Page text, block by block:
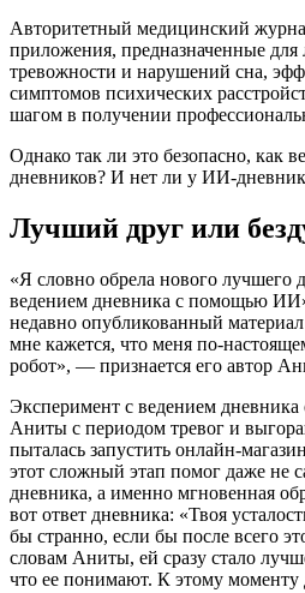
Авторитетный медицинский
приложения, предназначенные для
тревожности и нарушений сна,
симптомов психических
шагом в получении
Однако так ли это безопасно, как
дневников? И нет ли у ИИ-
Лучший друг или
«Я словно обрела нового лучшего
ведением дневника с помощью
недавно опубликованный
мне кажется, что меня по-
робот», ― признается его автор
Эксперимент с ведением
Аниты с периодом тревог и
пыталась запустить онлайн-
этот сложный этап помог даже не
дневника, а именно мгновенная
вот ответ дневника: «Твоя
бы странно, если бы после всего
словам Аниты, ей сразу стало
что ее понимают. К этому моменту